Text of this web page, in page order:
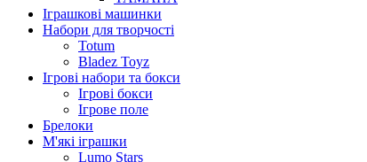
Іграшкові машинки
Набори для творчості
Totum
Bladez Toyz
Ігрові набори та бокси
Ігрові бокси
Ігрове поле
Брелоки
М'які іграшки
Lumo Stars